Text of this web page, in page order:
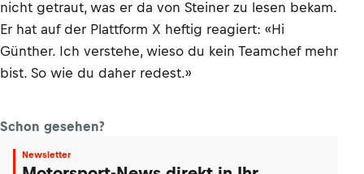
nicht getraut, was er da von Steiner zu lesen bekam.
Er hat auf der Plattform X heftig reagiert: «Hi
Günther. Ich verstehe, wieso du kein Teamchef mehr
bist. So wie du daher redest.»
Schon gesehen?
Newsletter